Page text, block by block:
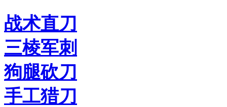
战术直刀
三棱军刺
狗腿砍刀
手工猎刀